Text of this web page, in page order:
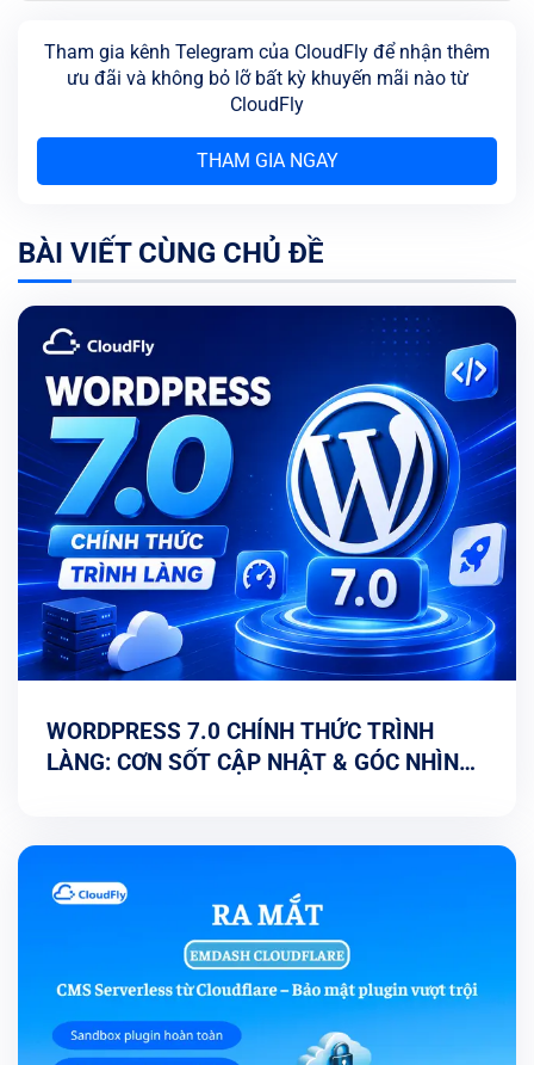
Tham gia kênh Telegram của CloudFly để nhận thêm
ưu đãi và không bỏ lỡ bất kỳ khuyến mãi nào từ
CloudFly
THAM GIA NGAY
BÀI VIẾT CÙNG CHỦ ĐỀ
WORDPRESS 7.0 CHÍNH THỨC TRÌNH
LÀNG: CƠN SỐT CẬP NHẬT & GÓC NHÌN